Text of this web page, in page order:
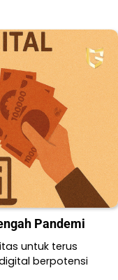
Pandemi
untuk terus
berpotensi